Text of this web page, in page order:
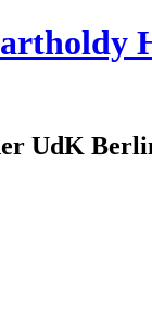
UdK